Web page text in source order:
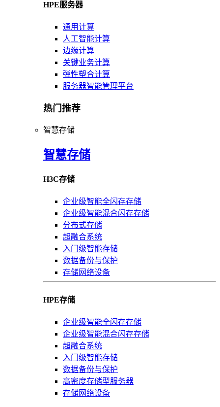
HPE服务器
通用计算
人工智能计算
边缘计算
关键业务计算
弹性塑合计算
服务器智能管理平台
热门推荐
智慧存储
智慧存储
H3C存储
企业级智能全闪存存储
企业级智能混合闪存存储
分布式存储
超融合系统
入门级智能存储
数据备份与保护
存储网络设备
HPE存储
企业级智能全闪存存储
企业级智能混合闪存存储
超融合系统
入门级智能存储
数据备份与保护
高密度存储型服务器
存储网络设备